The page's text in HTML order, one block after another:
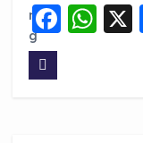
F W